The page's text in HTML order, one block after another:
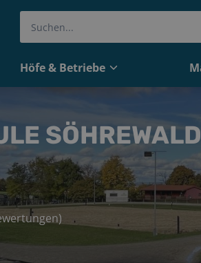
Höfe & Betriebe
SÖHREWALD